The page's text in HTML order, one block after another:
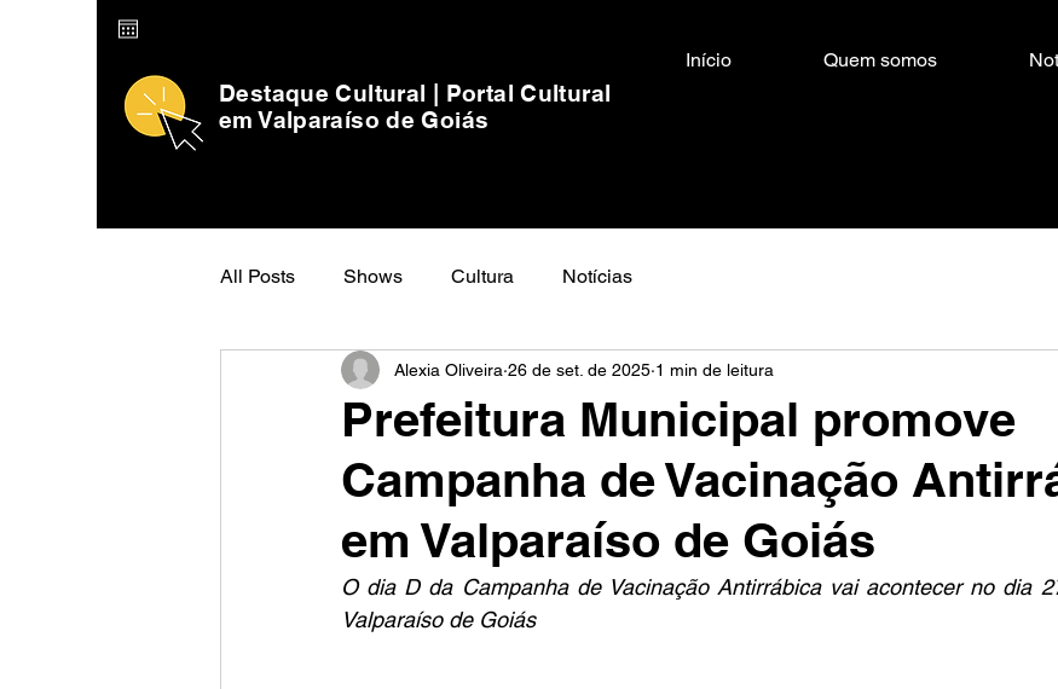
Destaque Cultural | Portal Cultural
em Valparaíso de Goiás
Início Quem somos
All Posts Shows Cultura Notícias
Prefeitura Municipal promove
Campanha de Vacinação
em Valparaíso de Goiás
Alexia Oliveira 26 de set. de 2025 1 min de leitura
O dia D da Campanha de Vacinação Antirrábica vai acontecer no dia
Valparaíso de Goiás